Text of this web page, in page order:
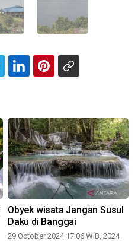
Obyek wisata Jangan Susul
Daku di Banggai
29 October 2024 17:06 WIB, 2024